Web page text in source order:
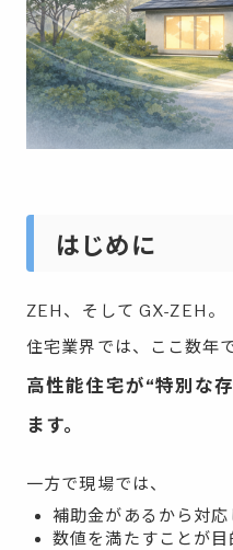
はじめに
ZEH、そして GX-ZEH。
住宅業界では、ここ数年
高性能住宅が“特別な
ます。
一方で現場では、
補助金があるから対応
数値を満たすことが目